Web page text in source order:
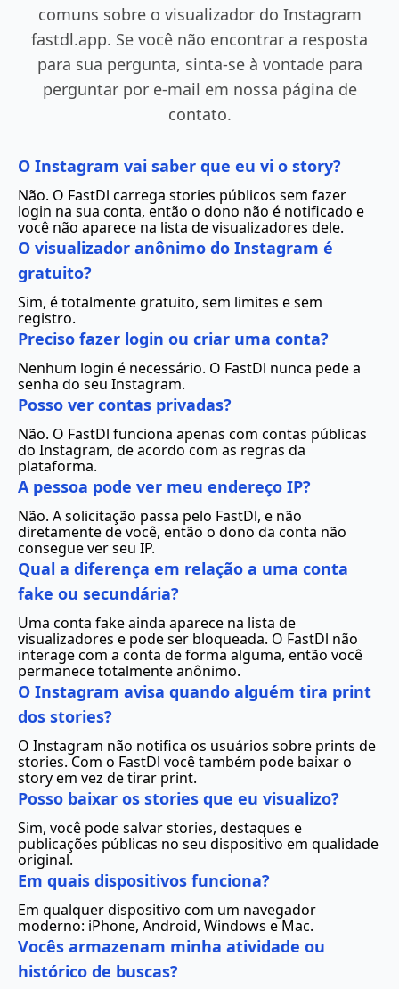
comuns sobre o visualizador do Instagram
fastdl.app. Se você não encontrar a resposta
para sua pergunta, sinta-se à vontade para
perguntar por e-mail em nossa página de
contato.
O Instagram vai saber que eu vi o story?
Não. O FastDl carrega stories públicos sem fazer
login na sua conta, então o dono não é notificado e
você não aparece na lista de visualizadores dele.
O visualizador anônimo do Instagram é
gratuito?
Sim, é totalmente gratuito, sem limites e sem
registro.
Preciso fazer login ou criar uma conta?
Nenhum login é necessário. O FastDl nunca pede a
senha do seu Instagram.
Posso ver contas privadas?
Não. O FastDl funciona apenas com contas públicas
do Instagram, de acordo com as regras da
plataforma.
A pessoa pode ver meu endereço IP?
Não. A solicitação passa pelo FastDl, e não
diretamente de você, então o dono da conta não
consegue ver seu IP.
Qual a diferença em relação a uma conta
fake ou secundária?
Uma conta fake ainda aparece na lista de
visualizadores e pode ser bloqueada. O FastDl não
interage com a conta de forma alguma, então você
permanece totalmente anônimo.
O Instagram avisa quando alguém tira print
dos stories?
O Instagram não notifica os usuários sobre prints de
stories. Com o FastDl você também pode baixar o
story em vez de tirar print.
Posso baixar os stories que eu visualizo?
Sim, você pode salvar stories, destaques e
publicações públicas no seu dispositivo em qualidade
original.
Em quais dispositivos funciona?
Em qualquer dispositivo com um navegador
moderno: iPhone, Android, Windows e Mac.
Vocês armazenam minha atividade ou
histórico de buscas?